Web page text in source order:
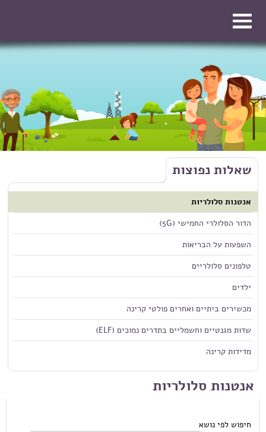
דילוג לתוכן העיקרי
שאלות נפוצות
אנטנות סלולריות
הדור הסלולרי החמישי (5G)
השפעות על הבריאות
טלפונים סלולריים
ילדים
מכשירים ביתיים ואחרים פולטי קרינה
שדות מגנטיים וחשמליים בתדרים נמוכים (ELF)
מדידות קרינה
אנטנות סלולריות
חיפוש לפי נושא